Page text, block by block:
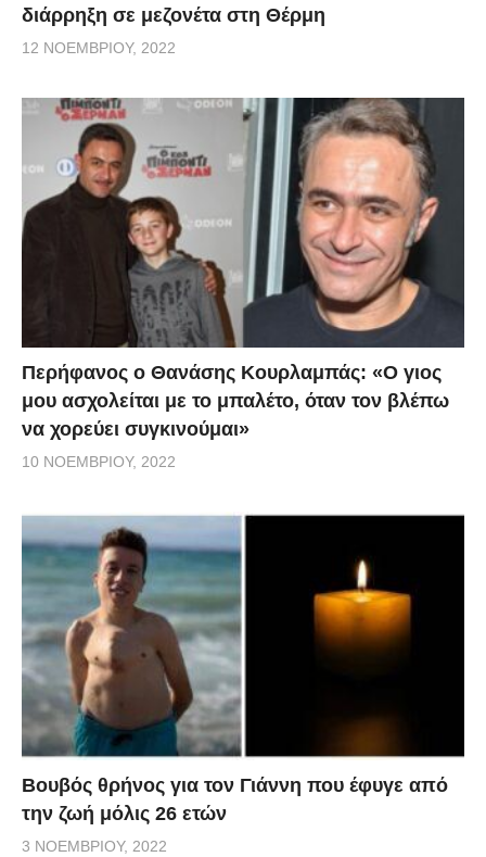
διάρρηξη σε μεζονέτα στη Θέρμη
12 ΝΟΕΜΒΡΊΟΥ, 2022
Περήφανος ο Θανάσης Κουρλαμπάς: «Ο γιος
μου ασχολείται με το μπαλέτο, όταν τον βλέπω
να χορεύει συγκινούμαι»
10 ΝΟΕΜΒΡΊΟΥ, 2022
Βουβός θρήνος για τον Γιάννη που έφυγε από
την ζωή μόλις 26 ετών
3 ΝΟΕΜΒΡΊΟΥ, 2022